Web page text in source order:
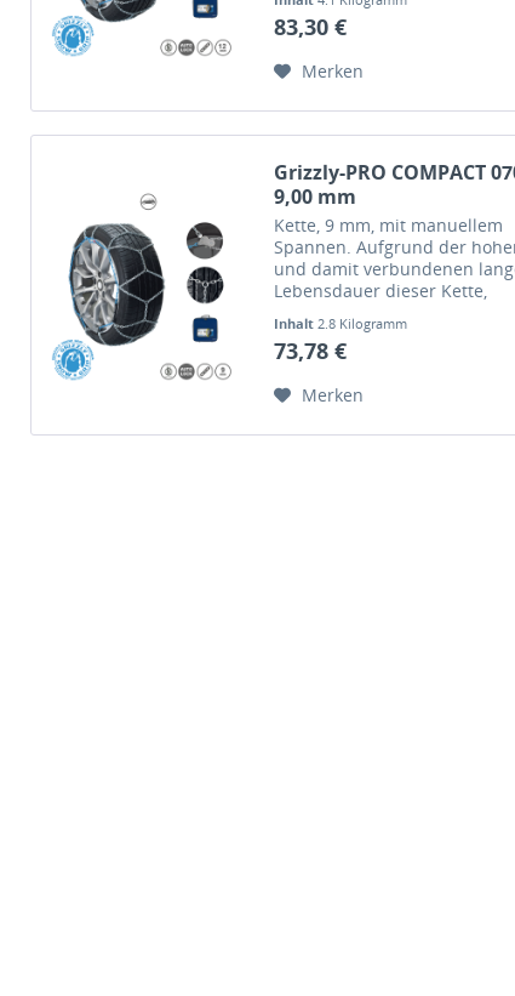
83,30 €
Merken
Grizzly-PRO COMPACT
9,00 mm
Kette, 9 mm, mit manuellem
Spannen. Aufgrund der
und damit verbundenen
Lebensdauer dieser Kette,
Situationen.
Inhalt 2.8 Kilogramm
73,78 €
Merken